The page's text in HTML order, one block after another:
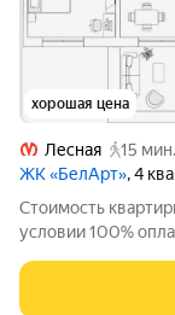
хорошая цена
Лесная
15 мин.
ЖК «БелАрт», 4
Стоимость
условии 100%
Корпус 5 на 16